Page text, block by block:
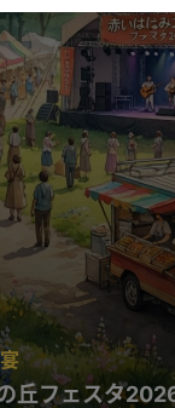
丘フェスタ